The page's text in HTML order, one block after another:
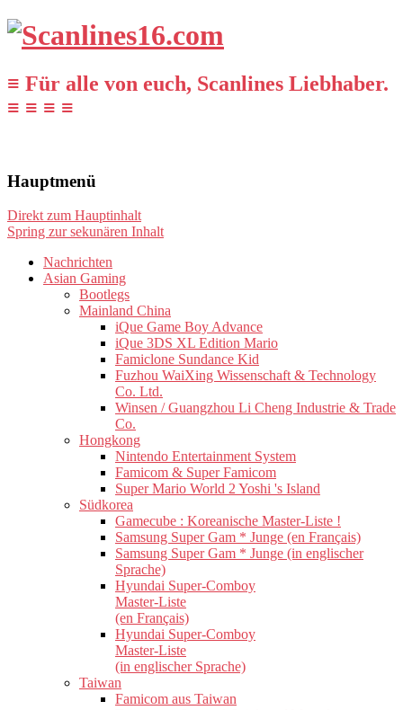
≡ Für alle von euch, Scanlines Liebhaber.
≡ ≡ ≡ ≡
Hauptmenü
Direkt zum Hauptinhalt
Spring zur sekunären Inhalt
Nachrichten
Asian Gaming
Bootlegs
Mainland China
iQue Game Boy Advance
iQue 3DS XL Edition Mario
Famiclone Sundance Kid
Fuzhou WaiXing Wissenschaft & Technology
Co. Ltd.
Winsen / Guangzhou Li Cheng Industrie & Trade
Co.
Hongkong
Nintendo Entertainment System
Famicom & Super Famicom
Super Mario World 2 Yoshi 's Island
Südkorea
Gamecube : Koreanische Master-Liste !
Samsung Super Gam * Junge (en Français)
Samsung Super Gam * Junge (in englischer
Sprache)
Hyundai Super-Comboy
Master-Liste
(en Français)
Hyundai Super-Comboy
Master-Liste
(in englischer Sprache)
Taiwan
Famicom aus Taiwan